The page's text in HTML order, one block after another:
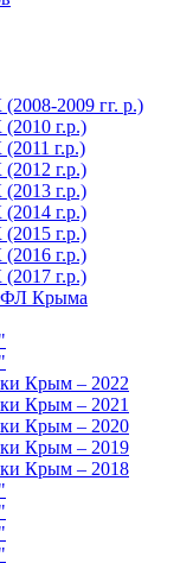
2009 гг. р.)
г.р.)
г.р.)
г.р.)
г.р.)
г.р.)
г.р.)
г.р.)
г.р.)
Крыма
Крым – 2022
Крым – 2021
Крым – 2020
Крым – 2019
Крым – 2018